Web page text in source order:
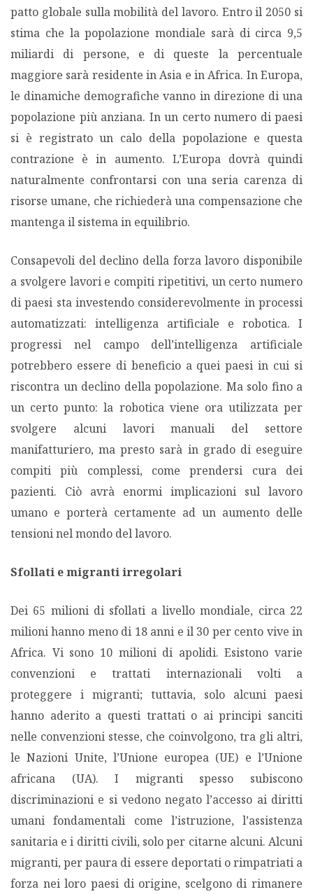
patto globale sulla mobilità del lavoro. Entro il 2050 si
stima che la popolazione mondiale sarà di circa 9,5
miliardi di persone, e di queste la percentuale
maggiore sarà residente in Asia e in Africa. In Europa,
le dinamiche demografiche vanno in direzione di una
popolazione più anziana. In un certo numero di paesi
si è registrato un calo della popolazione e questa
contrazione è in aumento. L’Europa dovrà quindi
naturalmente confrontarsi con una seria carenza di
risorse umane, che richiederà una compensazione che
mantenga il sistema in equilibrio.
Consapevoli del declino della forza lavoro disponibile
a svolgere lavori e compiti ripetitivi, un certo numero
di paesi sta investendo considerevolmente in processi
automatizzati: intelligenza artificiale e robotica. I
progressi nel campo dell’intelligenza artificiale
potrebbero essere di beneficio a quei paesi in cui si
riscontra un declino della popolazione. Ma solo fino a
un certo punto: la robotica viene ora utilizzata per
svolgere alcuni lavori manuali del settore
manifatturiero, ma presto sarà in grado di eseguire
compiti più complessi, come prendersi cura dei
pazienti. Ciò avrà enormi implicazioni sul lavoro
umano e porterà certamente ad un aumento delle
tensioni nel mondo del lavoro.
Sfollati e migranti irregolari
Dei 65 milioni di sfollati a livello mondiale, circa 22
milioni hanno meno di 18 anni e il 30 per cento vive in
Africa. Vi sono 10 milioni di apolidi. Esistono varie
convenzioni e trattati internazionali volti a
proteggere i migranti; tuttavia, solo alcuni paesi
hanno aderito a questi trattati o ai principi sanciti
nelle convenzioni stesse, che coinvolgono, tra gli altri,
le Nazioni Unite, l’Unione europea (UE) e l’Unione
africana (UA). I migranti spesso subiscono
discriminazioni e si vedono negato l’accesso ai diritti
umani fondamentali come l’istruzione, l’assistenza
sanitaria e i diritti civili, solo per citarne alcuni. Alcuni
migranti, per paura di essere deportati o rimpatriati a
forza nei loro paesi di origine, scelgono di rimanere